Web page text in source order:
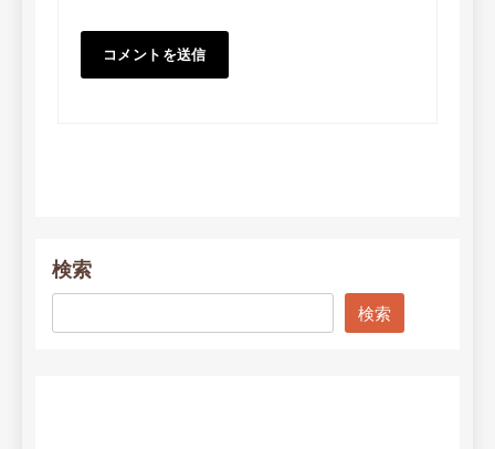
検索
検索